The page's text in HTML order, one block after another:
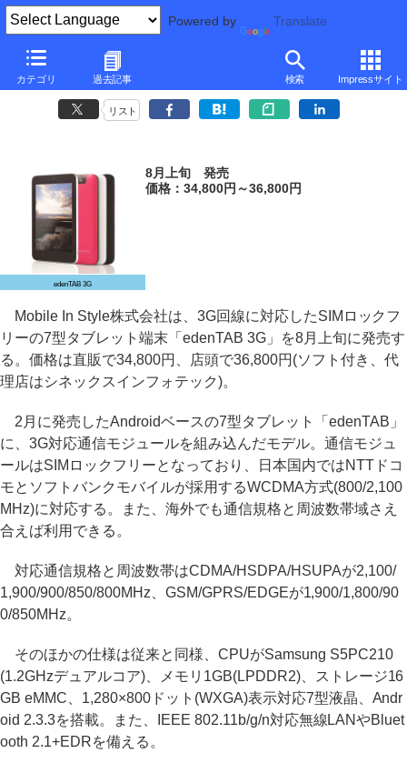
Powered by Translate
カテゴリ 過去記事 検索 Impressサイト
Mobile In Style、7型タブレット「edenTAB」にSIMロックフリー3G
リスト
edenTAB 3G
8月上旬 発売
価格：34,800円～36,800円
Mobile In Style株式会社は、3G回線に対応したSIMロックフ
リーの7型タブレット端末「edenTAB 3G」を8月上旬に発売す
る。価格は直販で34,800円、店頭で36,800円(ソフト付き、代
理店はシネックスインフォテック)。
2月に発売したAndroidベースの7型タブレット「edenTAB」
に、3G対応通信モジュールを組み込んだモデル。通信モジュ
ールはSIMロックフリーとなっており、日本国内ではNTTドコ
モとソフトバンクモバイルが採用するWCDMA方式(800/2,100
MHz)に対応する。また、海外でも通信規格と周波数帯域さえ
合えば利用できる。
対応通信規格と周波数帯はCDMA/HSDPA/HSUPAが2,100/
1,900/900/850/800MHz、GSM/GPRS/EDGEが1,900/1,800/90
0/850MHz。
そのほかの仕様は従来と同様、CPUがSamsung S5PC210
(1.2GHzデュアルコア)、メモリ1GB(LPDDR2)、ストレージ16
GB eMMC、1,280×800ドット(WXGA)表示対応7型液晶、Andr
oid 2.3.3を搭載。また、IEEE 802.11b/g/n対応無線LANやBluet
ooth 2.1+EDRを備える。